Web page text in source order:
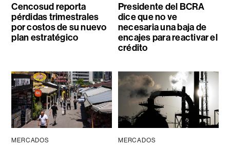
Cencosud reporta
pérdidas trimestrales
por costos de su nuevo
plan estratégico
Presidente del BCRA
dice que no ve
necesaria una baja de
encajes para reactivar el
crédito
MERCADOS MERCADOS